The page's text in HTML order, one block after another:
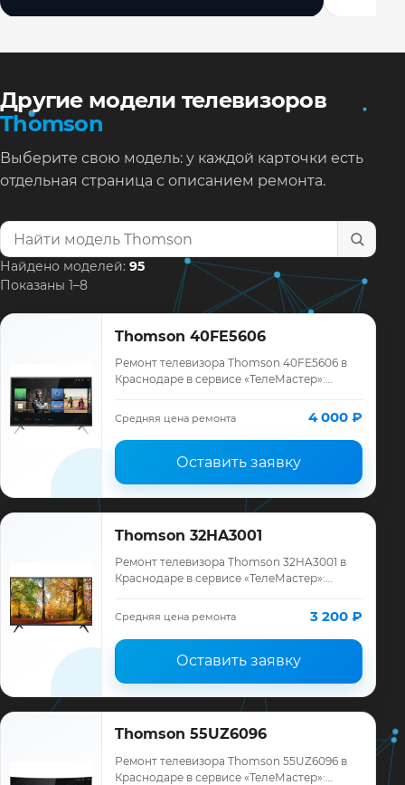
Другие модели телевизоров
Thomson
Выберите свою модель: у каждой карточки есть
отдельная страница с описанием ремонта.
Найти модель телевизора
Найдено моделей: 95
Показаны 1–8
Thomson 40FE5606
Ремонт телевизора Thomson 40FE5606 в
Краснодаре в сервисе «ТелеМастер»:
ремонта, запчасти и гарантия до 12
месяцев.
Средняя цена ремонта 4 000 ₽
Оставить заявку
Thomson 32HA3001
Ремонт телевизора Thomson 32HA3001 в
Краснодаре в сервисе «ТелеМастер»:
ремонта, запчасти и гарантия до 12
Средняя цена ремонта 3 200 ₽
Оставить заявку
Thomson 55UZ6096
Ремонт телевизора Thomson 55UZ6096 в
Краснодаре в сервисе «ТелеМастер»: